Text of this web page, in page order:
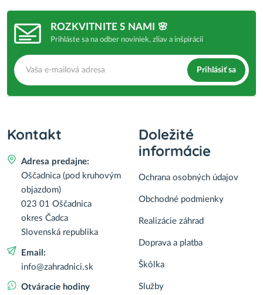
ROZKVITNITE S NAMI 🌸
Prihláste sa na odber noviniek, zliav a inšpirácií
Prihlásiť sa
Kontakt
Adresa predajne:
Oščadnica (pod kruhovým
objazdom)
023 01 Oščadnica
okres Čadca
Slovenská republika
Email:
info@zahradnici.sk
Otváracie hodiny
Doležité
informácie
Ochrana osobných údajov
Obchodné podmienky
Realizácie záhrad
Doprava a platba
Škôlka
Služby